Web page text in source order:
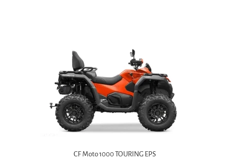
CF Moto 1000 TOURING EPS